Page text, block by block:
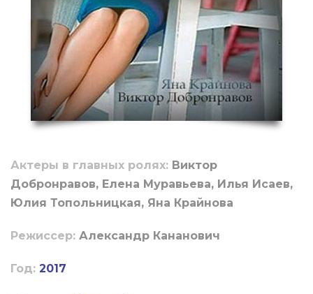
Актеры в главных ролях: Виктор
Добронравов, Елена Муравьева, Илья Исаев,
Юлия Топольницкая, Яна Крайнова
Режиссер: Александр Кананович
Год: 2017